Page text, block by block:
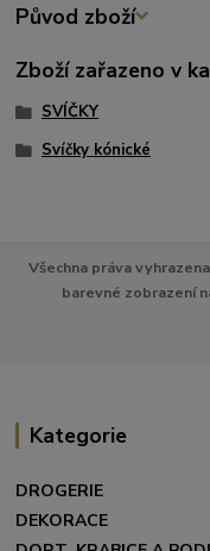
Původ zboží
Zboží zařazeno v
SVÍČKY
Svíčky kónické
Všechna práva
barevné zobrazení
Kategorie
DROGERIE
DEKORACE